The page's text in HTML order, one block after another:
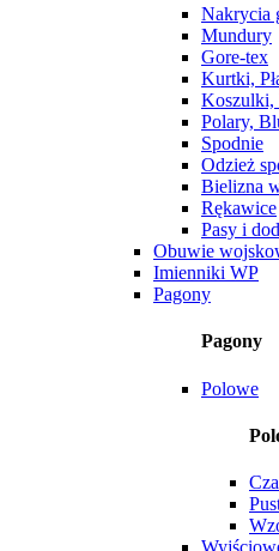
Nakrycia
Mundury
Gore-tex
Kurtki,
Koszulki,
Polary,
Spodnie
Odzież
Bielizna
Rękawice
Pasy i
Obuwie
Imienniki WP
Pagony
Pagony
Polowe